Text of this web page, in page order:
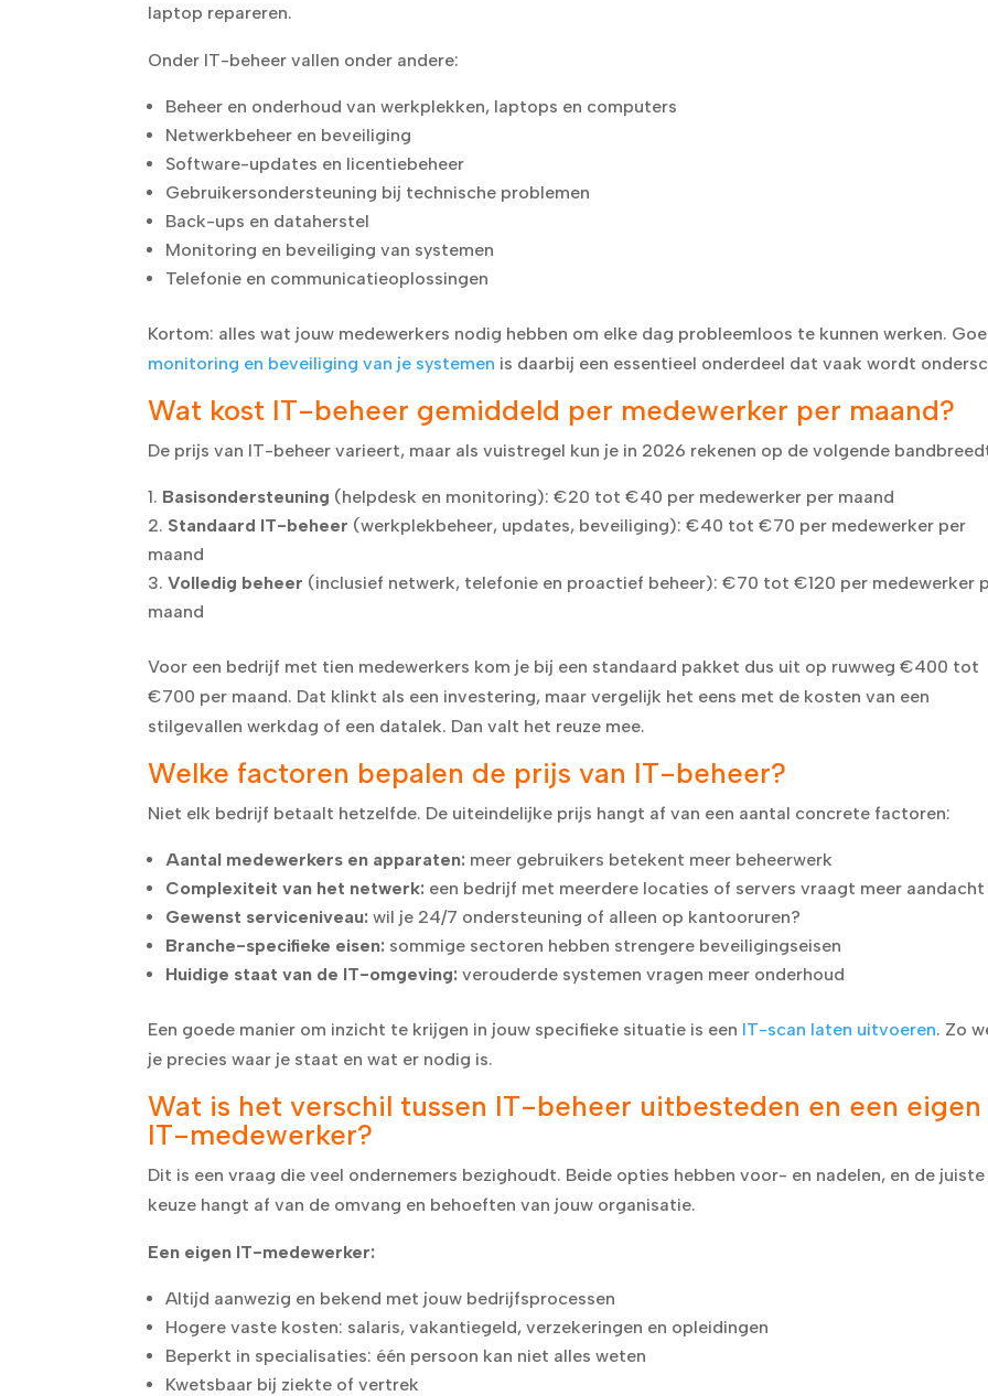
laptop repareren.
Onder IT-beheer vallen onder andere:
Beheer en onderhoud van werkplekken, laptops en computers
Netwerkbeheer en beveiliging
Software-updates en licentiebeheer
Gebruikersondersteuning bij technische problemen
Back-ups en dataherstel
Monitoring en beveiliging van systemen
Telefonie en communicatieoplossingen
Kortom: alles wat jouw medewerkers nodig hebben om elke dag probleemloos te kunnen werken.
monitoring en beveiliging van je systemen is daarbij een essentieel onderdeel dat vaak wordt
Wat kost IT-beheer gemiddeld per medewerker per maand?
De prijs van IT-beheer varieert, maar als vuistregel kun je in 2026 rekenen op de volgende
Basisondersteuning (helpdesk en monitoring): €20 tot €40 per medewerker per maand
Standaard IT-beheer (werkplekbeheer, updates, beveiliging): €40 tot €70 per medewerker per
maand
Volledig beheer (inclusief netwerk, telefonie en proactief beheer): €70 tot €120 per medewerker
maand
Voor een bedrijf met tien medewerkers kom je bij een standaard pakket dus uit op ruwweg €400 tot
€700 per maand. Dat klinkt als een investering, maar vergelijk het eens met de kosten van een
stilgevallen werkdag of een datalek. Dan valt het reuze mee.
Welke factoren bepalen de prijs van IT-beheer?
Niet elk bedrijf betaalt hetzelfde. De uiteindelijke prijs hangt af van een aantal concrete factoren:
Aantal medewerkers en apparaten: meer gebruikers betekent meer beheerwerk
Complexiteit van het netwerk: een bedrijf met meerdere locaties of servers vraagt meer aandacht
Gewenst serviceniveau: wil je 24/7 ondersteuning of alleen op kantooruren?
Branche-specifieke eisen: sommige sectoren hebben strengere beveiligingseisen
Huidige staat van de IT-omgeving: verouderde systemen vragen meer onderhoud
Een goede manier om inzicht te krijgen in jouw specifieke situatie is een IT-scan laten uitvoeren. Zo
je precies waar je staat en wat er nodig is.
Wat is het verschil tussen IT-beheer uitbesteden en een eigen
IT-medewerker?
Dit is een vraag die veel ondernemers bezighoudt. Beide opties hebben voor- en nadelen, en de juiste
keuze hangt af van de omvang en behoeften van jouw organisatie.
Een eigen IT-medewerker:
Altijd aanwezig en bekend met jouw bedrijfsprocessen
Hogere vaste kosten: salaris, vakantiegeld, verzekeringen en opleidingen
Beperkt in specialisaties: één persoon kan niet alles weten
Kwetsbaar bij ziekte of vertrek